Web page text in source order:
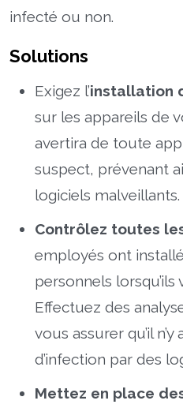
infecté ou non.
Solutions
Exigez l’installation
sur les appareils de
avertira de toute
suspect, prévenant
logiciels malveillants.
Contrôlez toutes
employés ont
personnels lorsqu’ils
Effectuez des
vous assurer qu’il
d’infection par des
Mettez en place